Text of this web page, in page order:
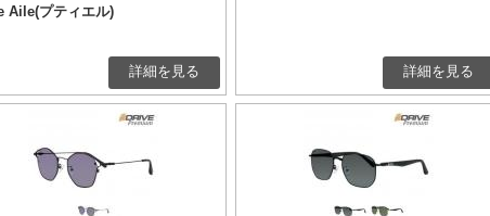
Aile(プティエル)
詳細を見る 詳細を見る